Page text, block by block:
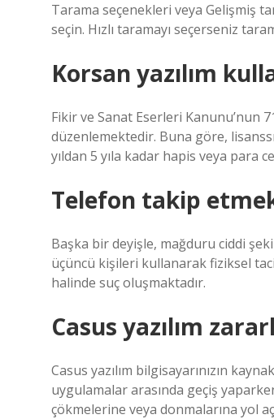
Tarama seçenekleri veya Gelişmiş
seçin. Hızlı taramayı seçerseniz
Korsan yazılım
Fikir ve Sanat Eserleri Kanunu’nun
düzenlemektedir. Buna göre,
yıldan 5 yıla kadar hapis veya para
Telefon takip
Başka bir deyişle, mağduru ciddi
üçüncü kişileri kullanarak fiziksel
halinde suç oluşmaktadır.
Casus yazılım
Casus yazılım bilgisayarınızın
uygulamalar arasında geçiş
çökmelerine veya donmalarına yol